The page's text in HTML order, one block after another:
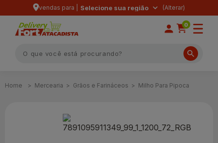
vendas para | Selecione sua região
0
Mercearia Grãos e Farináceos Milho Para Pipoca